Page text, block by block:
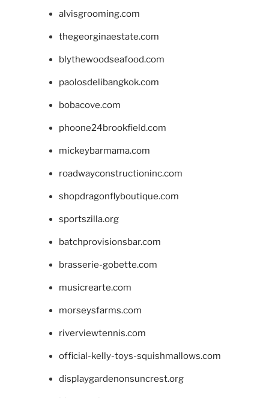
alvisgrooming.com
thegeorginaestate.com
blythewoodseafood.com
paolosdelibangkok.com
bobacove.com
phoone24brookfield.com
mickeybarmama.com
roadwayconstructioninc.com
shopdragonflyboutique.com
sportszilla.org
batchprovisionsbar.com
brasserie-gobette.com
musicrearte.com
morseysfarms.com
riverviewtennis.com
official-kelly-toys-squishmallows.com
displaygardenonsuncrest.org